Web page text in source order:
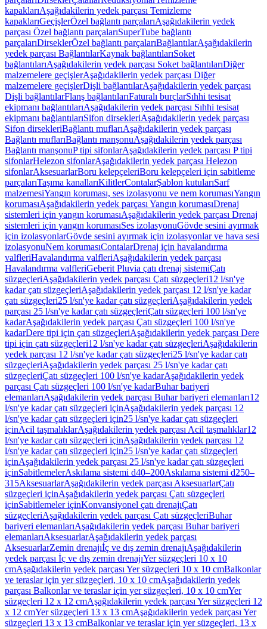
kapaklarıAşağıdakilerin yedek parçası Temizleme
kapaklarıGeçişlerÖzel bağlantı parçalarıAşağıdakilerin yedek
parçası Özel bağlantı parçalarıSuperTube bağlantı
parçalarıDirseklerÖzel bağlantı parçalarıBağlantılarAşağıdakilerin
yedek parçası BağlantılarKaynak bağlantılarıSoket
bağlantılarıAşağıdakilerin yedek parçası Soket bağlantılarıDiğer
malzemelere geçişlerAşağıdakilerin yedek parçası Diğer
malzemelere geçişlerDişli bağlantılarAşağıdakilerin yedek parçası
Dişli bağlantılarFlanş bağlantılarıFaturalı burçlarSıhhi tesisat
ekipmanı bağlantılarıAşağıdakilerin yedek parçası Sıhhi tesisat
ekipmanı bağlantılarıSifon dirsekleriAşağıdakilerin yedek parçası
Sifon dirsekleriBağlantı muflarıAşağıdakilerin yedek parçası
Bağlantı muflarıBağlantı manşonuAşağıdakilerin yedek parçası
Bağlantı manşonuP tipi sifonlarAşağıdakilerin yedek parçası P tipi
sifonlarHelezon sifonlarAşağıdakilerin yedek parçası Helezon
sifonlarAksesuarlarBoru kelepçeleriBoru kelepçeleri için sabitleme
parçalarıTaşıma kanallarıKilitlerContalarŞablon kutularıSarf
malzemesiYangın koruması, ses izolasyonu ve nem korumasıYangın
korumasıAşağıdakilerin yedek parçası Yangın korumasıDrenaj
sistemleri için yangın korumasıAşağıdakilerin yedek parçası Drenaj
sistemleri için yangın korumasıSes izolasyonuGövde sesini ayırmak
için izolasyonlarGövde sesini ayırmak için izolasyonlar ve hava sesi
izolasyonuNem korumasıContalarDrenaj için havalandırma
valfleriHavalandırma valfleriAşağıdakilerin yedek parçası
Havalandırma valfleriGeberit Pluvia çatı drenaj sistemiÇatı
süzgeçleriAşağıdakilerin yedek parçası Çatı süzgeçleri12 l/sn'ye
kadar çatı süzgeçleriAşağıdakilerin yedek parçası 12 l/sn'ye kadar
çatı süzgeçleri25 l/sn'ye kadar çatı süzgeçleriAşağıdakilerin yedek
parçası 25 l/sn'ye kadar çatı süzgeçleriÇatı süzgeçleri 100 l/sn'ye
kadarAşağıdakilerin yedek parçası Çatı süzgeçleri 100 l/sn'ye
kadarDere tipi için çatı süzgeçleriAşağıdakilerin yedek parçası Dere
tipi için çatı süzgeçleri12 l/sn'ye kadar çatı süzgeçleriAşağıdakilerin
yedek parçası 12 l/sn'ye kadar çatı süzgeçleri25 l/sn'ye kadar çatı
süzgeçleriAşağıdakilerin yedek parçası 25 l/sn'ye kadar çatı
süzgeçleriÇatı süzgeçleri 100 l/sn'ye kadarAşağıdakilerin yedek
parçası Çatı süzgeçleri 100 l/sn'ye kadarBuhar bariyeri
elemanlarıAşağıdakilerin yedek parçası Buhar bariyeri elemanları12
l/sn'ye kadar çatı süzgeçleri içinAşağıdakilerin yedek parçası 12
l/sn'ye kadar çatı süzgeçleri için25 l/sn'ye kadar çatı süzgeçleri
içinAcil taşmalıklarAşağıdakilerin yedek parçası Acil taşmalıklar12
l/sn'ye kadar çatı süzgeçleri içinAşağıdakilerin yedek parçası 12
l/sn'ye kadar çatı süzgeçleri için25 l/sn'ye kadar çatı süzgeçleri
içinAşağıdakilerin yedek parçası 25 l/sn'ye kadar çatı süzgeçleri
içinSabitlemelerAskılama sistemi d40–200Askılama sistemi d250–
315AksesuarlarAşağıdakilerin yedek parçası AksesuarlarÇatı
süzgeçleri içinAşağıdakilerin yedek parçası Çatı süzgeçleri
içinSabitlemeler içinKonvansiyonel çatı drenajıÇatı
süzgeçleriAşağıdakilerin yedek parçası Çatı süzgeçleriBuhar
bariyeri elemanlarıAşağıdakilerin yedek parçası Buhar bariyeri
elemanlarıAksesuarlarAşağıdakilerin yedek parçası
AksesuarlarZemin drenajıİç ve dış zemin drenajıAşağıdakilerin
yedek parçası İç ve dış zemin drenajıYer süzgeçleri 10 x 10
cmAşağıdakilerin yedek parçası Yer süzgeçleri 10 x 10 cmBalkonlar
ve teraslar için yer süzgeçleri, 10 x 10 cmAşağıdakilerin yedek
parçası Balkonlar ve teraslar için yer süzgeçleri, 10 x 10 cmYer
süzgeçleri 12 x 12 cmAşağıdakilerin yedek parçası Yer süzgeçleri 12
x 12 cmYer süzgeçleri 13 x 13 cmAşağıdakilerin yedek parçası Yer
süzgeçleri 13 x 13 cmBalkonlar ve teraslar için yer süzgeçleri, 13 x